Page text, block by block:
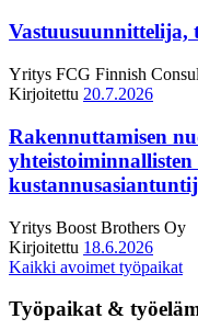
Vastuusuunnittelija,
Yritys FCG Finnish
Kirjoitettu 20.7.2026
Rakennuttamisen
Yritys Boost Brothers Oy
Kirjoitettu 18.6.2026
Kaikki avoimet työpaikat
Työpaikat &